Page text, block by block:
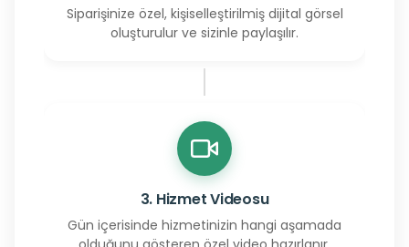
Siparişinize özel, kişiselleştirilmiş dijital görsel
oluşturulur ve sizinle paylaşılır.
3. Hizmet Videosu
Gün içerisinde hizmetinizin hangi aşamada